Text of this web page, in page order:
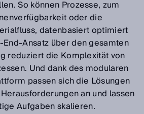
So können Prozesse, zum
oder die
datenbasiert optimiert
Ansatz über den gesamten
reduziert die Komplexität von
Und dank des modularen
passen sich die Lösungen
an und lassen
Aufgaben skalieren.